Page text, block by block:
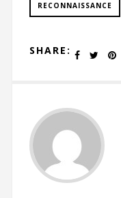
RECONNAISSANCE
SHARE: